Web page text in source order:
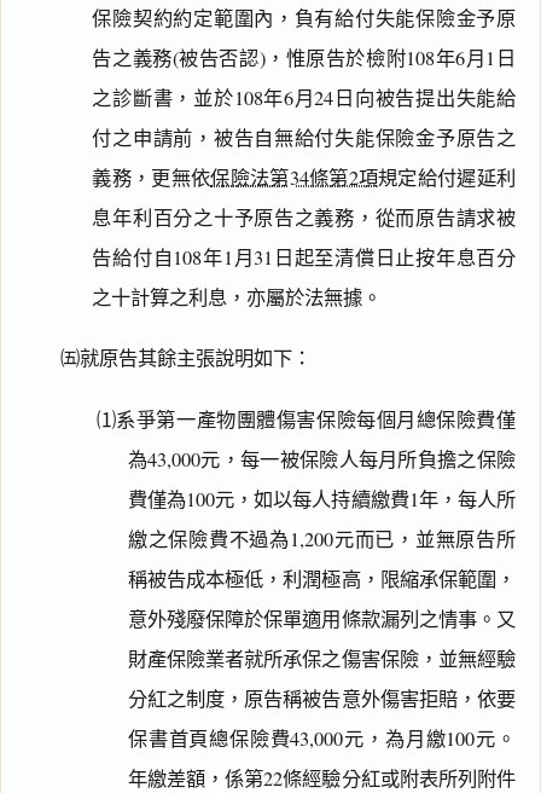
保險契約約定範圍內，負有給付失能保險金予原
告之義務(被告否認)，惟原告於檢附108年6月1日
之診斷書，並於108年6月24日向被告提出失能給
付之申請前，被告自無給付失能保險金予原告之
義務，更無依保險法第34條第2項規定給付遲延利
息年利百分之十予原告之義務，從而原告請求被
告給付自108年1月31日起至清償日止按年息百分
之十計算之利息，亦屬於法無據。
㈤就原告其餘主張說明如下：
⑴系爭第一產物團體傷害保險每個月總保險費僅
為43,000元，每一被保險人每月所負擔之保險
費僅為100元，如以每人持續繳費1年，每人所
繳之保險費不過為1,200元而已，並無原告所
稱被告成本極低，利潤極高，限縮承保範圍，
意外殘廢保障於保單適用條款漏列之情事。又
財產保險業者就所承保之傷害保險，並無經驗
分紅之制度，原告稱被告意外傷害拒賠，依要
保書首頁總保險費43,000元，為月繳100元。
年繳差額，係第22條經驗分紅或附表所列附件